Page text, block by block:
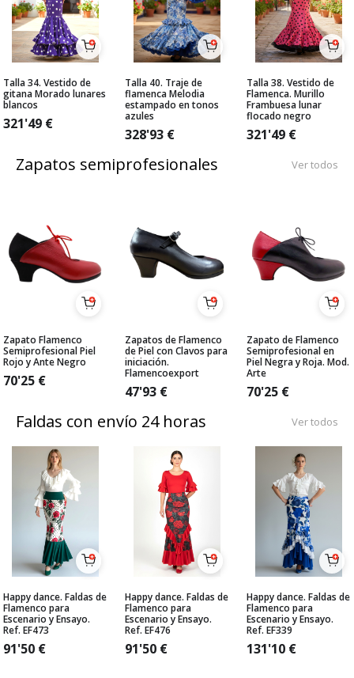
Talla 34. Vestido de
gitana Morado lunares
blancos
321'49 €
Talla 40. Traje de
flamenca Melodia
estampado en tonos
azules
328'93 €
Talla 38. Vestido de
Flamenca. Murillo
Frambuesa lunar
flocado negro
321'49 €
Zapatos semiprofesionales Ver todos
Zapato Flamenco
Semiprofesional Piel
Rojo y Ante Negro
70'25 €
Zapatos de Flamenco
de Piel con Clavos para
iniciación.
Flamencoexport
47'93 €
Zapato de Flamenco
Semiprofesional en
Piel Negra y Roja. Mod.
Arte
70'25 €
Faldas con envío 24 horas Ver todos
Happy dance. Faldas de
Flamenco para
Escenario y Ensayo.
Ref. EF473
91'50 €
Happy dance. Faldas de
Flamenco para
Escenario y Ensayo.
Ref. EF476
91'50 €
Happy dance. Faldas de
Flamenco para
Escenario y Ensayo.
Ref. EF339
131'10 €